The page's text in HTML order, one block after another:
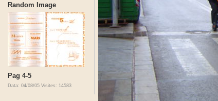
Random Image
Pag 4-5
Data: 04/08/05 Visites: 14583